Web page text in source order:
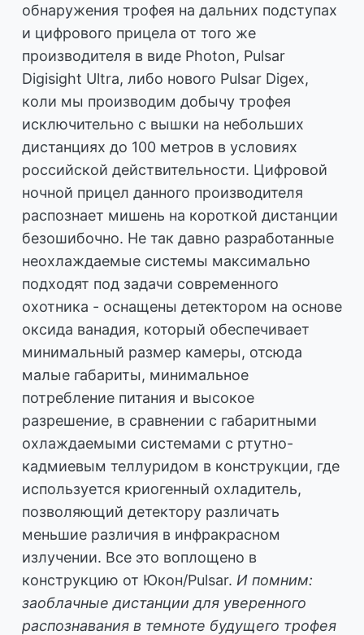
обнаружения трофея на дальних подступах
и цифрового прицела от того же
производителя в виде Photon, Pulsar
Digisight Ultra, либо нового Pulsar Digex,
коли мы производим добычу трофея
исключительно с вышки на небольших
дистанциях до 100 метров в условиях
российской действительности. Цифровой
ночной прицел данного производителя
распознает мишень на короткой дистанции
безошибочно. Не так давно разработанные
неохлаждаемые системы максимально
подходят под задачи современного
охотника - оснащены детектором на основе
оксида ванадия, который обеспечивает
минимальный размер камеры, отсюда
малые габариты, минимальное
потребление питания и высокое
разрешение, в сравнении с габаритными
охлаждаемыми системами с ртутно-
кадмиевым теллуридом в конструкции, где
используется криогенный охладитель,
позволяющий детектору различать
меньшие различия в инфракрасном
излучении. Все это воплощено в
конструкцию от Юкон/Pulsar. И помним:
заоблачные дистанции для уверенного
распознавания в темноте будущего трофея